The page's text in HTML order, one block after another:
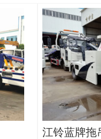
江铃蓝牌拖